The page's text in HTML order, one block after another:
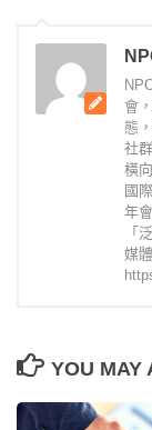
會
態
社
橫
國
年
「
媒
YOU MAY